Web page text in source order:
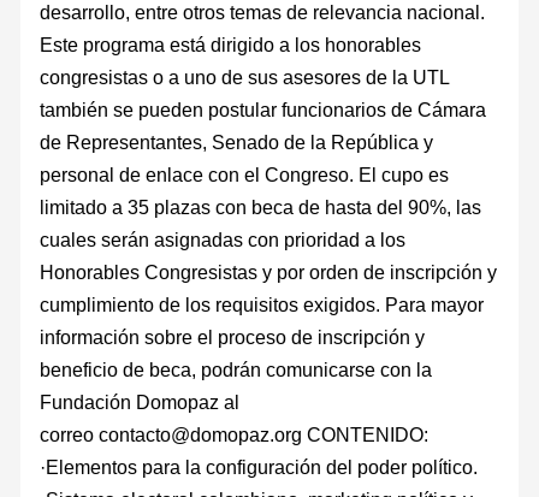
desarrollo, entre otros temas de relevancia nacional.
Este programa está dirigido a los honorables
congresistas o a uno de sus asesores de la UTL
también se pueden postular funcionarios de Cámara
de Representantes, Senado de la República y
personal de enlace con el Congreso. El cupo es
limitado a 35 plazas con beca de hasta del 90%, las
cuales serán asignadas con prioridad a los
Honorables Congresistas y por orden de inscripción y
cumplimiento de los requisitos exigidos. Para mayor
información sobre el proceso de inscripción y
beneficio de beca, podrán comunicarse con la
Fundación Domopaz al
correo contacto@domopaz.org CONTENIDO:
·Elementos para la configuración del poder político.